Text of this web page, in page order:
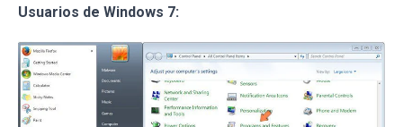
Usuarios de Windows 7: